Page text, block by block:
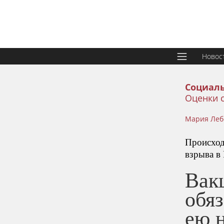
Оценки
Мария
взрыва в
ею